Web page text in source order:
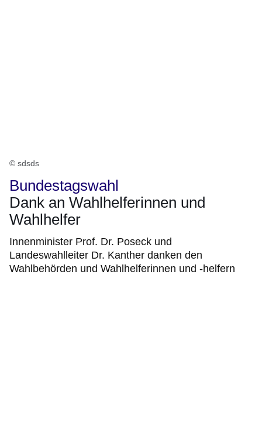
© sdsds
Bundestagswahl
Dank an Wahlhelferinnen und
Wahlhelfer
Innenminister Prof. Dr. Poseck und
Landeswahlleiter Dr. Kanther danken den
Wahlbehörden und Wahlhelferinnen und -helfern